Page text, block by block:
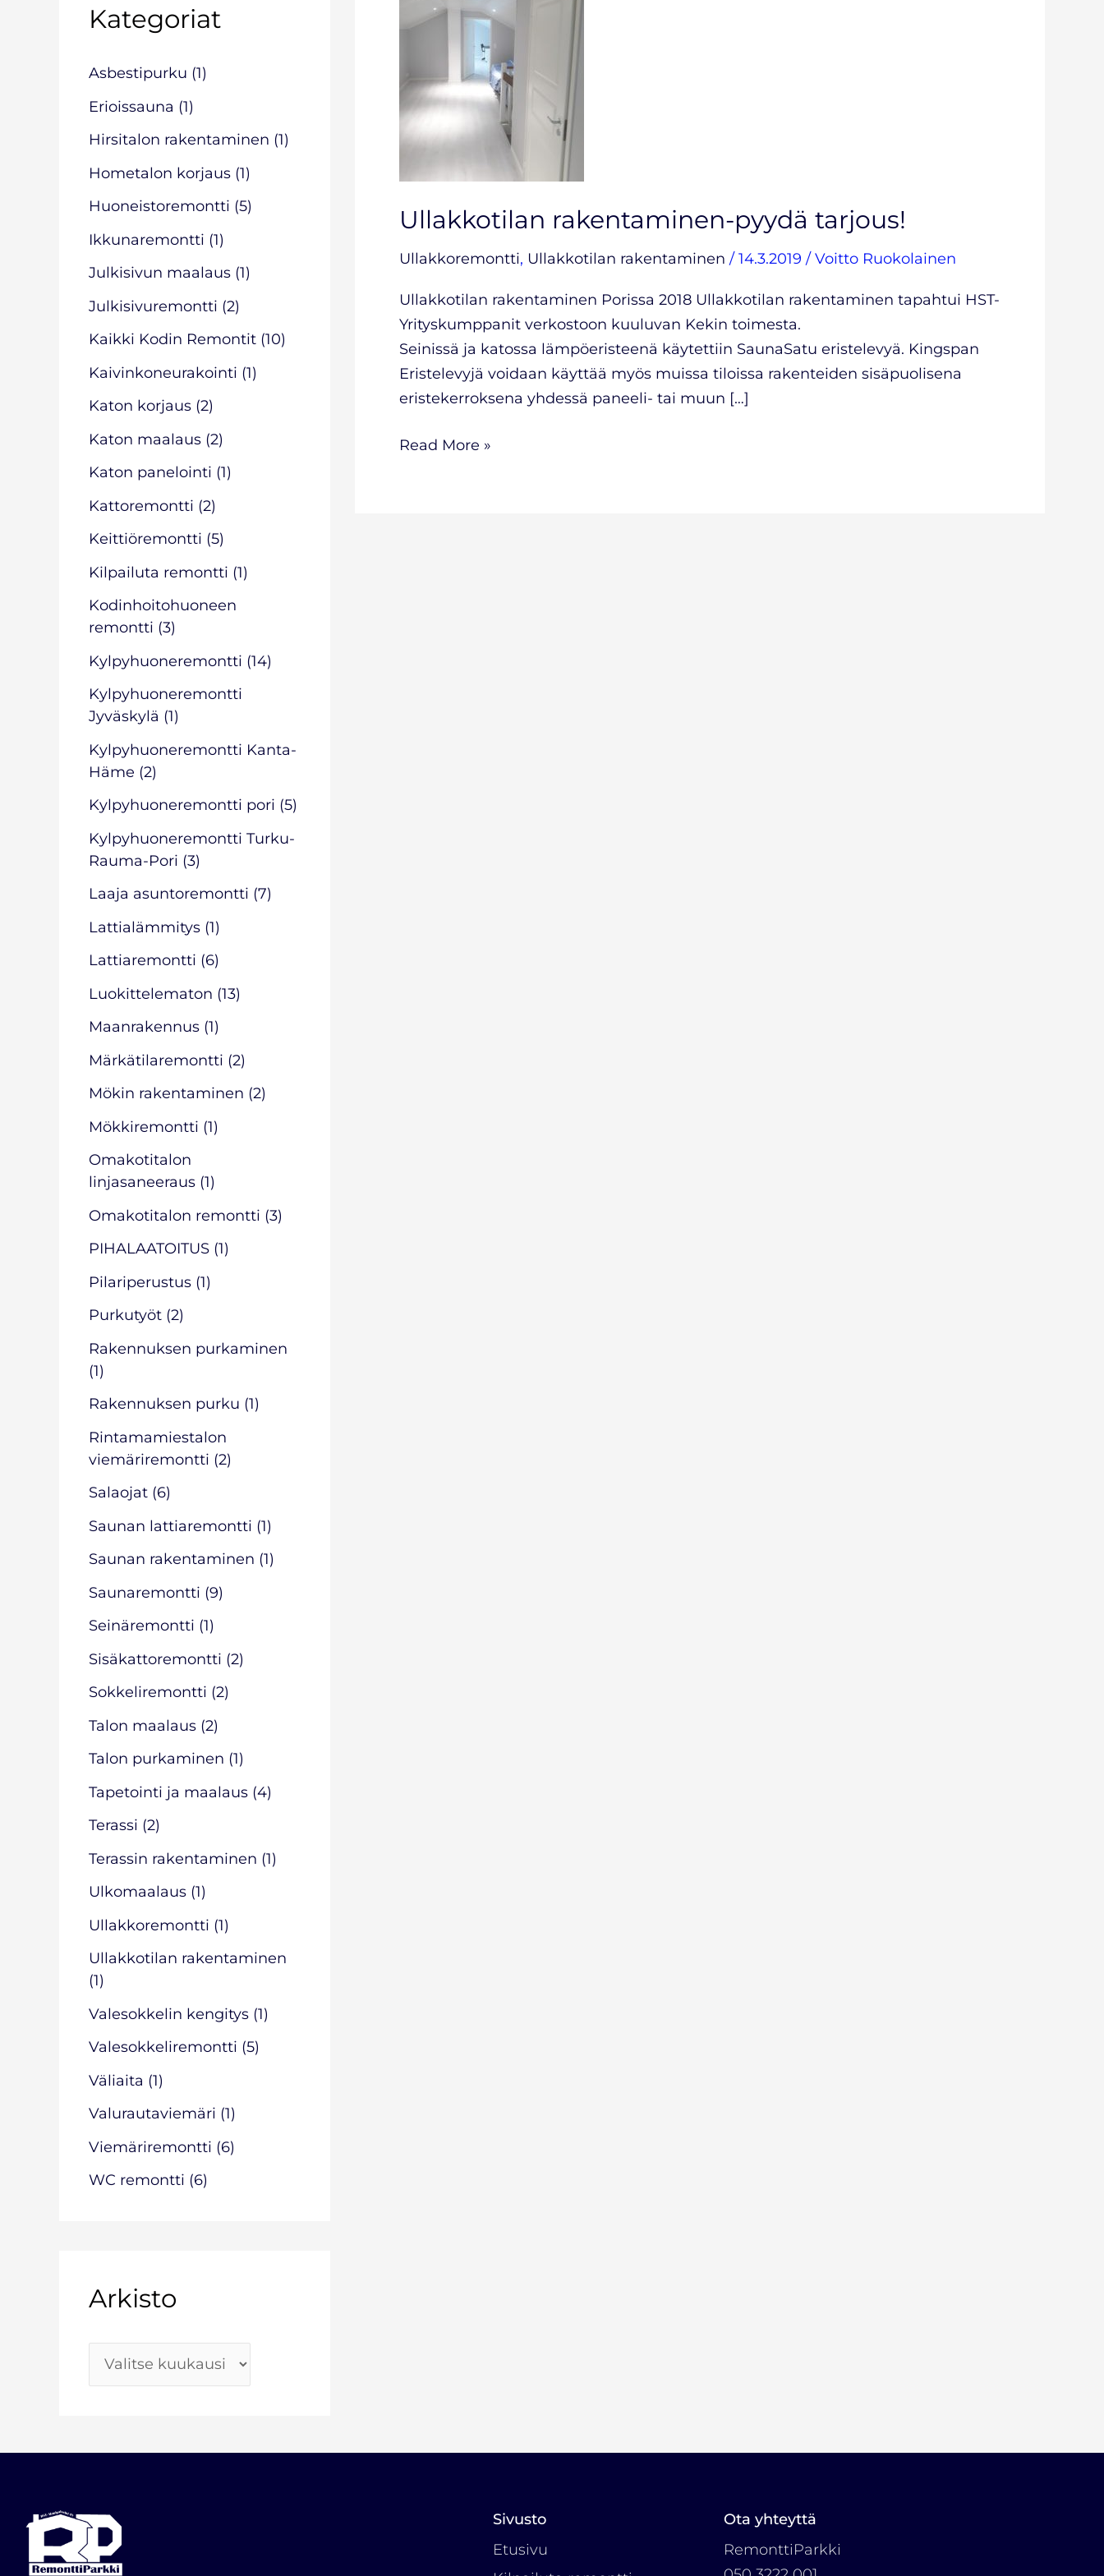
c
f
o
r
Kategoriat
Asbestipurku (1)
Erioissauna (1)
Hirsitalon rakentaminen (1)
Hometalon korjaus (1)
Huoneistoremontti (5)
Ikkunaremontti (1)
Julkisivun maalaus (1)
Julkisivuremontti (2)
Kaikki Kodin Remontit (10)
Kaivinkoneurakointi (1)
Katon korjaus (2)
Katon maalaus (2)
Katon panelointi (1)
Kattoremontti (2)
Keittiöremontti (5)
Kilpailuta remontti (1)
Kodinhoitohuoneen
remontti (3)
Kylpyhuoneremontti (14)
Kylpyhuoneremontti
Jyväskylä (1)
Kylpyhuoneremontti Kanta-
Häme (2)
Kylpyhuoneremontti pori (5)
Kylpyhuoneremontti Turku-
Rauma-Pori (3)
Laaja asuntoremontti (7)
Lattialämmitys (1)
Lattiaremontti (6)
Luokittelematon (13)
Maanrakennus (1)
Märkätilaremontti (2)
Mökin rakentaminen (2)
Mökkiremontti (1)
Omakotitalon
linjasaneeraus (1)
Omakotitalon remontti (3)
PIHALAATOITUS (1)
Pilariperustus (1)
Purkutyöt (2)
Rakennuksen purkaminen
(1)
Rakennuksen purku (1)
Rintamamiestalon
viemäriremontti (2)
Salaojat (6)
Saunan lattiaremontti (1)
Saunan rakentaminen (1)
Saunaremontti (9)
Seinäremontti (1)
Sisäkattoremontti (2)
Sokkeliremontti (2)
Talon maalaus (2)
Talon purkaminen (1)
Tapetointi ja maalaus (4)
Terassi (2)
Terassin rakentaminen (1)
Ulkomaalaus (1)
Ullakkoremontti (1)
Ullakkotilan rakentaminen
(1)
Valesokkelin kengitys (1)
Valesokkeliremontti (5)
Väliaita (1)
Valurautaviemäri (1)
Viemäriremontti (6)
WC remontti (6)
Arkisto
Ullakkotilan rakentaminen-pyydä tarjous!
Ullakkoremontti, Ullakkotilan rakentaminen / 14.3.2019 / Voitto Ruokolainen
Ullakkotilan rakentaminen Porissa 2018 Ullakkotilan rakentaminen tapahtui HST-
Yrityskumppanit verkostoon kuuluvan Kekin toimesta.
Seinissä ja katossa lämpöeristeenä käytettiin SaunaSatu eristelevyä. Kingspan
Eristelevyjä voidaan käyttää myös muissa tiloissa rakenteiden sisäpuolisena
eristekerroksena yhdessä paneeli- tai muun […]
tarjous!
Read More »
Sivusto
Etusivu
Ota yhteyttä
RemonttiParkki